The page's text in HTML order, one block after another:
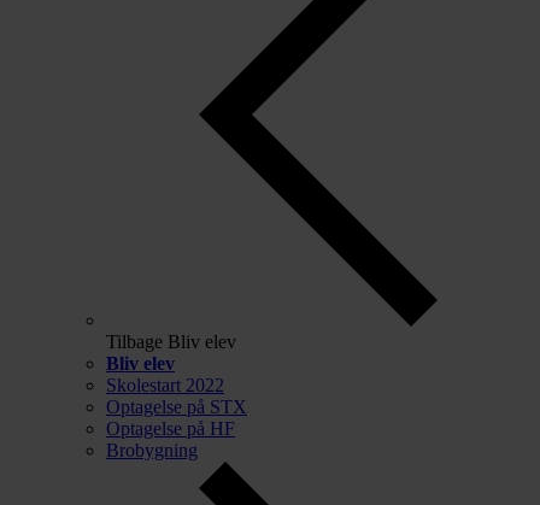
Tilbage Bliv elev
Bliv elev
Skolestart 2022
Optagelse på STX
Optagelse på HF
Brobygning